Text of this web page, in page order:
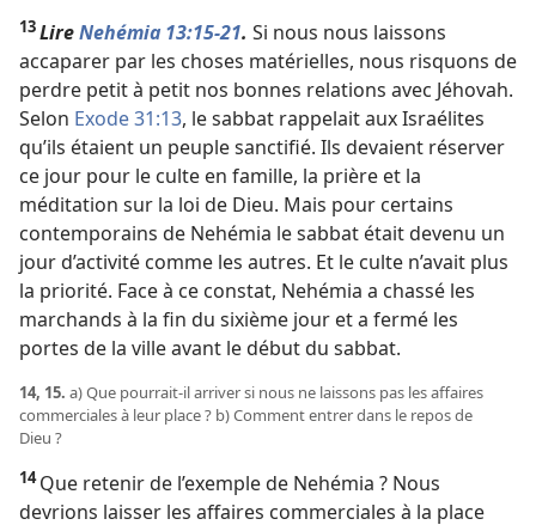
13LireNehémia 13:15-21. Si nous nous laissons
accaparer par les choses matérielles, nous risquons de
perdre petit à petit nos bonnes relations avec Jéhovah.
Selon Exode 31:13, le sabbat rappelait aux Israélites
qu’ils étaient un peuple sanctifié. Ils devaient réserver
ce jour pour le culte en famille, la prière et la
méditation sur la loi de Dieu. Mais pour certains
contemporains de Nehémia le sabbat était devenu un
jour d’activité comme les autres. Et le culte n’avait plus
la priorité. Face à ce constat, Nehémia a chassé les
marchands à la fin du sixième jour et a fermé les
portes de la ville avant le début du sabbat.
14, 15. a) Que pourrait-il arriver si nous ne laissons pas les affaires
commerciales à leur place ? b) Comment entrer dans le repos de
Dieu ?
14Que retenir de l’exemple de Nehémia ? Nous
devrions laisser les affaires commerciales à la place